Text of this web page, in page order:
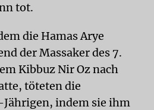
tot.
die Hamas Arye
der Massaker des 7.
Kibbuz Nir Oz nach
töteten die
indem sie ihm